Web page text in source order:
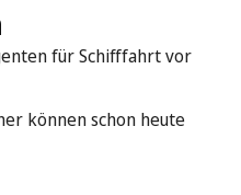
für Schifffahrt vor
können schon heute